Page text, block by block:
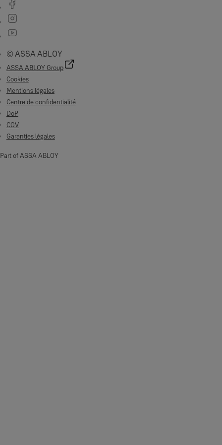
© ASSA ABLOY
ASSA ABLOY Group
Cookies
Mentions légales
Centre de confidentialité
DoP
CGV
Garanties légales
Part of ASSA ABLOY